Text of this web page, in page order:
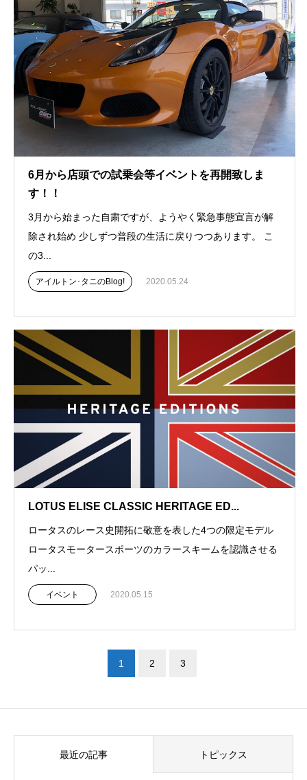
6月から店頭での試乗会等イベントを再開致しま
す！！
3月から始まった自粛ですが、ようやく緊急事態宣言が解
除され始め 少しずつ普段の生活に戻りつつあります。 こ
の3...
アイルトン･タニのBlog! 2020.05.24
LOTUS ELISE CLASSIC HERITAGE ED...
ロータスのレース史開拓に敬意を表した4つの限定モデル
ロータスモータースポーツのカラースキームを認識させる
パッ...
イベント 2020.05.15
1 2 3
最近の記事 トピックス